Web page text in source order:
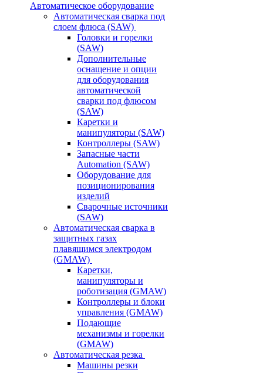
Автоматическое оборудование
Автоматическая сварка под
слоем флюса (SAW)
Головки и горелки
(SAW)
Дополнительные
оснащение и опции
для оборудования
автоматической
сварки под флюсом
(SAW)
Каретки и
манипуляторы (SAW)
Контроллеры (SAW)
Запасные части
Automation (SAW)
Оборудование для
позиционирования
изделий
Сварочные источники
(SAW)
Автоматическая сварка в
защитных газах
плавящимся электродом
(GMAW)
Каретки,
манипуляторы и
роботизация (GMAW)
Контроллеры и блоки
управления (GMAW)
Подающие
механизмы и горелки
(GMAW)
Автоматическая резка
Машины резки